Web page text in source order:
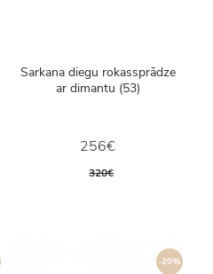
Sarkana diegu rokassprādze
ar dimantu (53)
256€
320€
-20%